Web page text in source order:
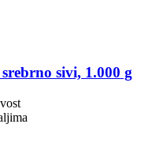
sivi, 1.000 g